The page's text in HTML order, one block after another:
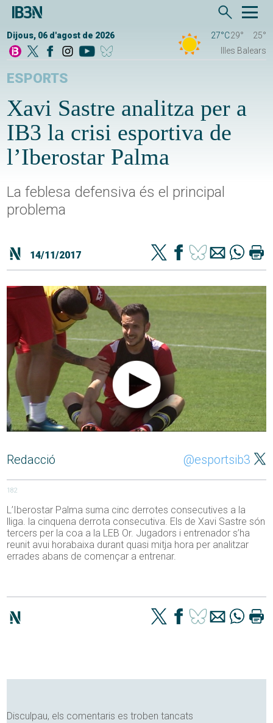
Dijous, 06 d'agost de 2026 27°C29°
25°
Illes Balears
ESPORTS
Xavi Sastre analitza per a
IB3 la crisi esportiva de
l’Iberostar Palma
La feblesa defensiva és el principal
problema
14/11/2017
Redacció @esportsib3
182
L’Iberostar Palma suma cinc derrotes consecutives a la
lliga. la cinquena derrota consecutiva. Els de Xavi Sastre són
tercers per la coa a la LEB Or. Jugadors i entrenador s’ha
reunit avui horabaixa durant quasi mitja hora per analitzar
errades abans de començar a entrenar.
Disculpau, els comentaris es troben tancats